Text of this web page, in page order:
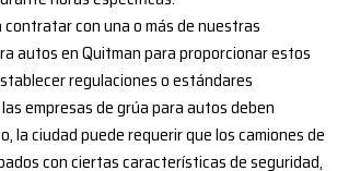
con una o más de nuestras
autos en Quitman para proporcionar estos
regulaciones o estándares
empresas de grúa para autos deben
la ciudad puede requerir que los camiones de
con ciertas características de seguridad,